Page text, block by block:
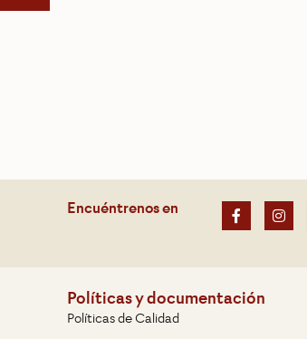
Encuéntrenos en
Políticas y documentación
Políticas de Calidad